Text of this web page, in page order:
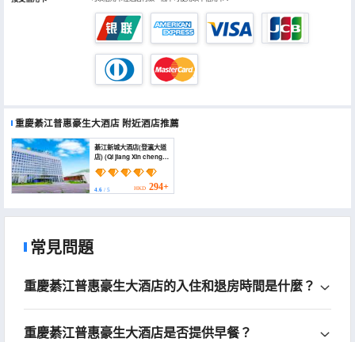
重慶綦江普惠豪生大酒店 附近酒店推薦
綦江新城大酒店(登瀛大道
店) (Qi jiang Xin cheng
4.6 / 5 HKD 294+
常見問題
重慶綦江普惠豪生大酒店的入住和退房時間是什麼？
重慶綦江普惠豪生大酒店是否提供早餐？